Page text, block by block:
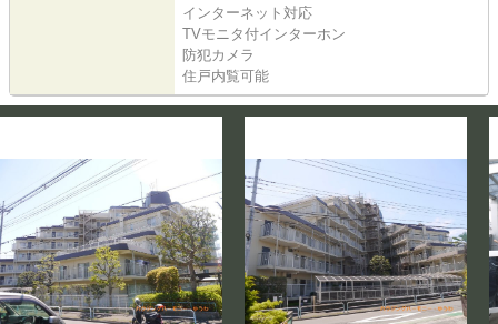
インターネット対応
TVモニタ付インターホン
防犯カメラ
住戸内覧可能